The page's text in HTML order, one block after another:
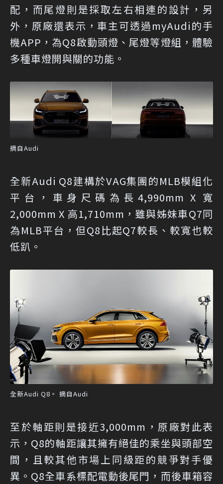
配，而尾燈則是採取左右相連的設計，另
外，原廠還表示，車主可透過myAudi的手
機APP，為Q8啟動頭燈、尾燈等燈組，體驗
多種車燈開與關的功能。
摘自Audi
全新Audi Q8建構於VAG集團的MLB模組化
平台，車身尺碼為長4,990mm X 寬
2,000mm X 高1,710mm，雖與姊妹車Q7同
為MLB平台，但Q8比起Q7較長、較寬也較
低趴。
全新Audi Q8。 摘自Audi
至於軸距則是接近3,000mm，原廠對此表
示，Q8的軸距讓其擁有絕佳的乘坐與頭部空
間，且較其他市場上同級距的競爭對手優
異。Q8全車系標配電動後尾門，而後車箱容